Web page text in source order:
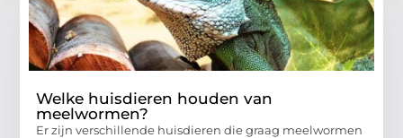
Welke huisdieren houden van
meelwormen?
Er zijn verschillende huisdieren die graag meelwormen